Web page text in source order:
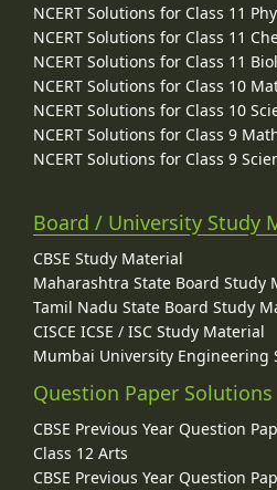
NCERT Solutions for Class 11
NCERT Solutions for Class 11
NCERT Solutions for Class 11
NCERT Solutions for Class 10
NCERT Solutions for Class 10
NCERT Solutions for Class 9
NCERT Solutions for Class 9
Board / University Study
CBSE Study Material
Maharashtra State Board Study
Tamil Nadu State Board Study
CISCE ICSE / ISC Study Material
Mumbai University Engineering
Question Paper Solutions
CBSE Previous Year Question
Class 12 Arts
CBSE Previous Year Question